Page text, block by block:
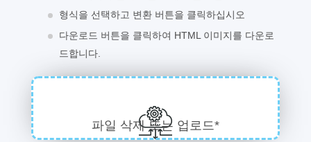
형식을 선택하고 변환 버튼을 클릭하십시오
다운로드 버튼을 클릭하여 HTML 이미지를 다운로
드합니다.
파일 삭제 또는 업로드*